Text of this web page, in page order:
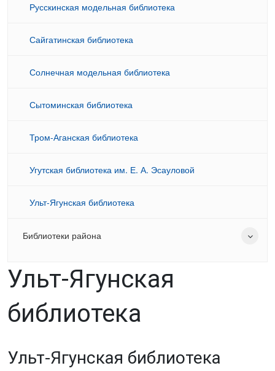
Русскинская модельная библиотека
Сайгатинская библиотека
Солнечная модельная библиотека
Сытоминская библиотека
Тром-Аганская библиотека
Угутская библиотека им. Е. А. Эсауловой
Ульт-Ягунская библиотека
Библиотеки района
Ульт-Ягунская
библиотека
Ульт-Ягунская библиотека